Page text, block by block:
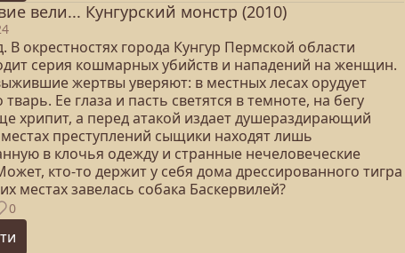
вели... Кунгурский монстр (2010)
В окрестностях города Кунгур Пермской области
серия кошмарных убийств и нападений на женщин.
жертвы уверяют: в местных лесах орудует
тварь. Ее глаза и пасть светятся в темноте, на бегу
хрипит, а перед атакой издает душераздирающий
преступлений сыщики находят лишь
в клочья одежду и странные нечеловеческие
кто-то держит у себя дома дрессированного тигра
местах завелась собака Баскервилей?
0